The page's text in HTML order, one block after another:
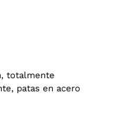
totalmente
patas en acero